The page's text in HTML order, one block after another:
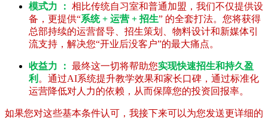
模式力 ： 相比传统自习室和普通加盟，我们不仅提供设
备，更提供“系统 + 运营 + 招生” 的全套打法。您将获得
总部持续的运营督导、招生策划、物料设计和新媒体引
流支持，解决您“开业后没客户”的最大痛点。
收益力 ： 最终这一切将帮助您实现快速招生和持久盈
利 。通过AI系统提升教学效果和家长口碑，通过标准化
运营降低对人力的依赖，从而保障您的投资回报率。
如果您对这些基本条件认可，我接下来可以为您发送更详细的